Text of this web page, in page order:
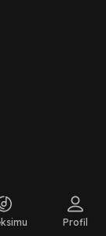
Profil